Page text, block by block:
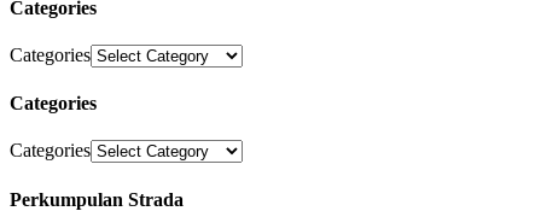
Categories
Categories
Categories
Categories
Perkumpulan Strada